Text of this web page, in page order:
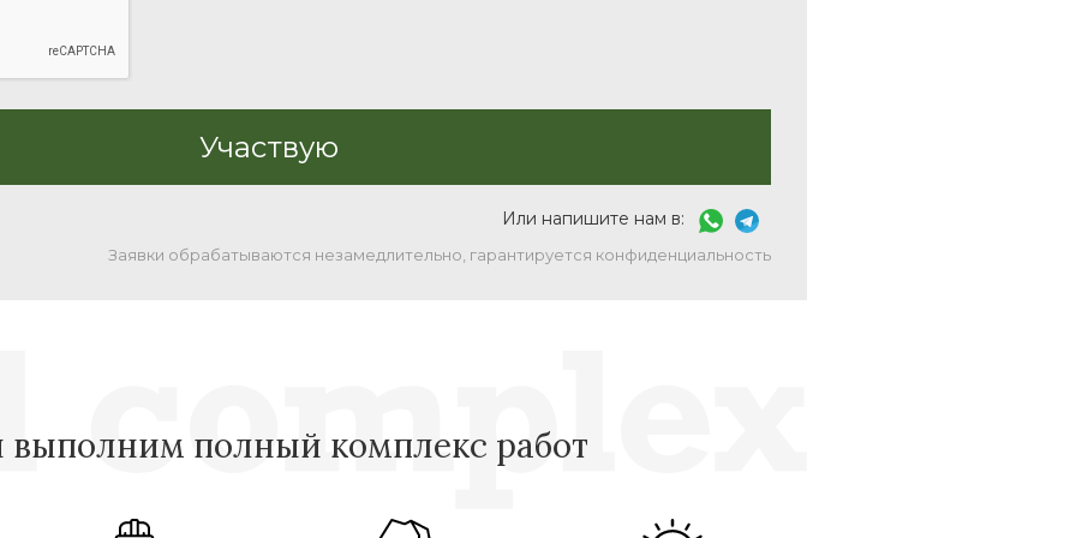
Или напишите нам в:
Заявки обрабатываются незамедлительно, гарантируется конфиденциальность
полный комплекс работ